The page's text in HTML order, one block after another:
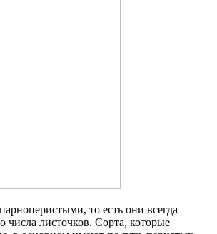
то есть они всегда
числа листочков. Сорта, которые